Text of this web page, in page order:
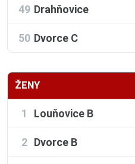
49 Drahňovice
50 Dvorce C
ŽENY
1 Louňovice B
2 Dvorce B